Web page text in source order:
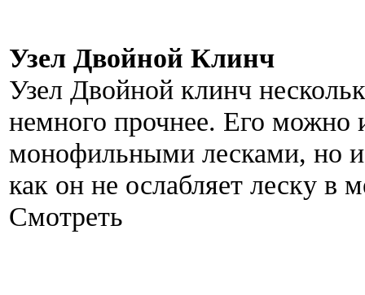
Узел Двойной Клинч
Узел Двойной клинч
немного прочнее. Его можно
монофильными лесками, но
как он не ослабляет леску в
Смотреть